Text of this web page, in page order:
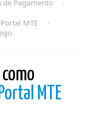
de Pagamento
·
Portal MTE
·
MTE